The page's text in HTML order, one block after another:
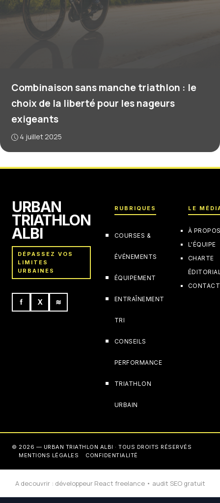
Combinaison sans manche triathlon : le
choix de la liberté pour les nageurs
exigeants
4 juillet 2025
URBAN
TRIATHLON
ALBI
DÉPASSEZ VOS
LIMITES
URBAINES
f X ≋
RUBRIQUES
COURSES &
ÉVÉNEMENTS
ÉQUIPEMENT
ENTRAÎNEMENT
TRI
CONSEILS
PERFORMANCE
TRIATHLON
URBAIN
LE
À
L'ÉQUIPE
CHARTE
CONTACT
© 2026 — URBAN TRIATHLON ALBI · TOUS DROITS RÉSERVÉS
MENTIONS LÉGALES
CONFIDENTIALITÉ
A decouvrir : développeur React freelance• audit SEO gratuit